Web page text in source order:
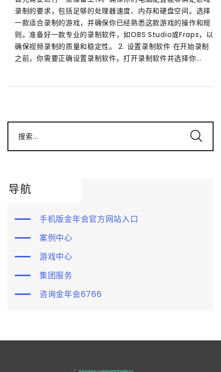
录制的要求，包括足够的处理器速度、内存和硬盘空间。选择
一款适合录制的游戏，并确保你已经熟悉这款游戏的操作和规
则。准备好一款专业的录制软件，如OBS Studio或Fraps，以
确保视频录制的质量和稳定性。 2. 设置录制软件 在开始录制
之前，你需要正确设置录制软件。打开录制软件并选择你...
搜索...
导航
手机版金年会官方网站入口
案例中心
游戏中心
集团服务
咨询金年会6766